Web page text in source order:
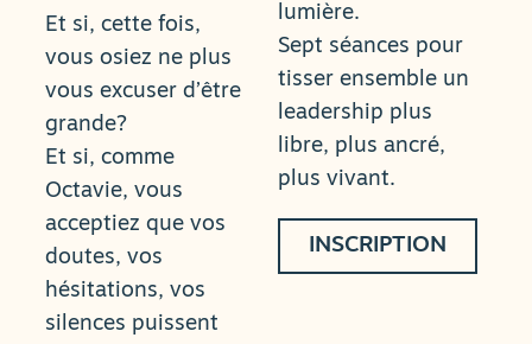
Et si, cette fois,
vous osiez ne plus
vous excuser d’être
grande?
Et si, comme
Octavie, vous
acceptiez que vos
doutes, vos
hésitations, vos
silences puissent
lumière.
Sept séances pour
tisser ensemble un
leadership plus
libre, plus ancré,
plus vivant.
INSCRIPTION